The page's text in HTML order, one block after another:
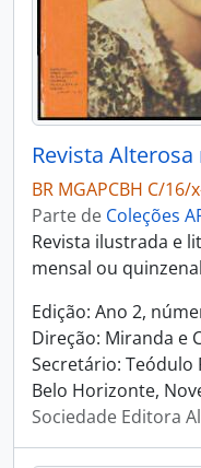
Revista Alterosa
BR MGAPCBH C/16/
Parte de Coleções
Revista ilustrada e
mensal ou
Edição: Ano 2,
Direção: Miranda e
Secretário: Teódulo
Belo Horizonte,
Sociedade Editora